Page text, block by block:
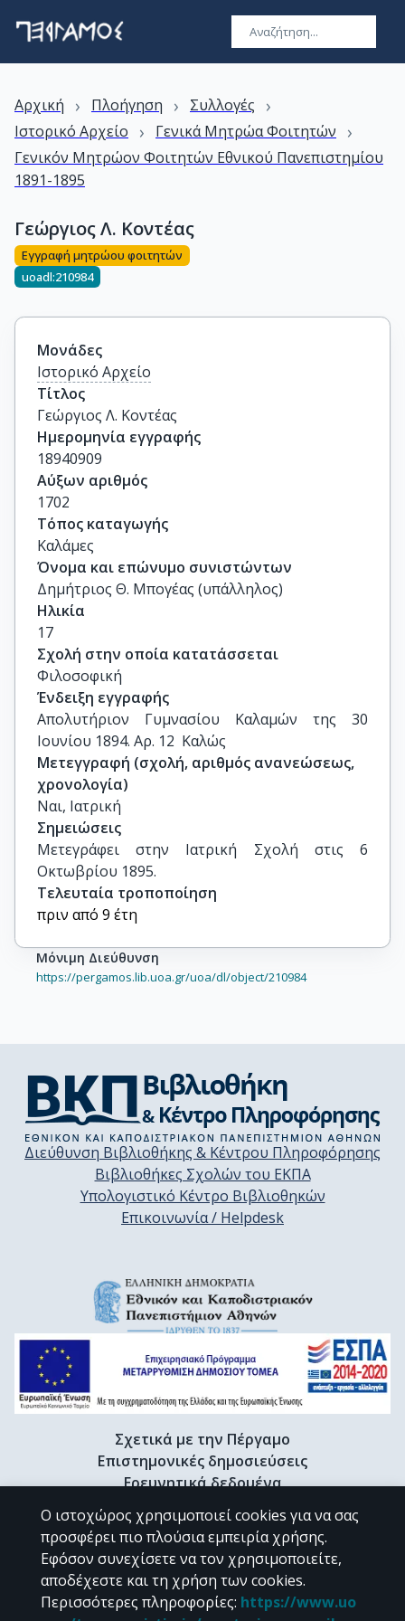
Αρχική › Πλοήγηση › Συλλογές ›
Ιστορικό Αρχείο › Γενικά Μητρώα Φοιτητών ›
Γενικόν Μητρώον Φοιτητών Εθνικού Πανεπιστημίου
1891-1895
Γεώργιος Λ. Κοντέας
Εγγραφή μητρώου φοιτητών
uoadl:210984
Μονάδες
Ιστορικό Αρχείο
Τίτλος
Γεώργιος Λ. Κοντέας
Ημερομηνία εγγραφής
18940909
Αύξων αριθμός
1702
Τόπος καταγωγής
Καλάμες
Όνομα και επώνυμο συνιστώντων
Δημήτριος Θ. Μπογέας (υπάλληλος)
Ηλικία
17
Σχολή στην οποία κατατάσσεται
Φιλοσοφική
Ένδειξη εγγραφής
Απολυτήριον Γυμνασίου Καλαμών της 30
Ιουνίου 1894. Αρ. 12  Καλώς
Μετεγγραφή (σχολή, αριθμός ανανεώσεως,
χρονολογία)
Ναι, Ιατρική
Σημειώσεις
Μετεγράφει στην Ιατρική Σχολή στις 6
Οκτωβρίου 1895.
Τελευταία τροποποίηση
πριν από 9 έτη
Μόνιμη Διεύθυνση
https://pergamos.lib.uoa.gr/uoa/dl/object/210984
Διεύθυνση Βιβλιοθήκης & Κέντρου Πληροφόρησης
Βιβλιοθήκες Σχολών του ΕΚΠΑ
Υπολογιστικό Κέντρο Βιβλιοθηκών
Επικοινωνία / Helpdesk
Σχετικά με την Πέργαμο
Επιστημονικές δημοσιεύσεις
Ερευνητικά δεδομένα
Διδακτορικές διατριβές & Γκρίζα βιβλιογραφία
Προφίλ Ερευνητή
CC BY-NC 4.0
Ο ιστοχώρος χρησιμοποιεί cookies για να σας
προσφέρει πιο πλούσια εμπειρία χρήσης.
Εφόσον συνεχίσετε να τον χρησιμοποιείτε,
αποδέχεστε και τη χρήση των cookies.
Περισσότερες πληροφορίες: https://www.uo